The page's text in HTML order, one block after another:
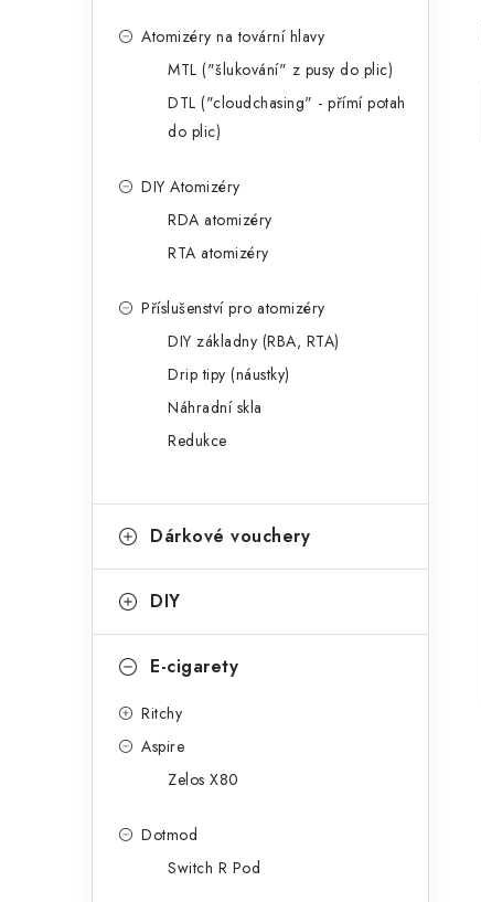
Atomizéry na tovární hlavy
MTL ("šlukování" z pusy do plic)
DTL ("cloudchasing" - přímí potah
do plic)
DIY Atomizéry
RDA atomizéry
RTA atomizéry
Příslušenství pro atomizéry
DIY základny (RBA, RTA)
Drip tipy (náustky)
Náhradní skla
Redukce
Dárkové vouchery
DIY
E-cigarety
Ritchy
Aspire
Zelos X80
Dotmod
Switch R Pod